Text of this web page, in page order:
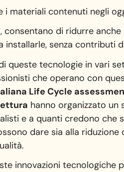
materiali contenuti negli
consentano di ridurre
senza contributi
queste tecnologie in vari
che operano con
Life Cycle
hanno organizzato un
e a quanti credono che
dare sia alla riduzione
innovazioni tecnologiche